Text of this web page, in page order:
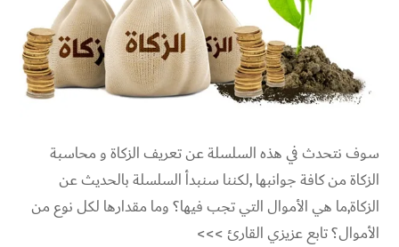
سوف نتحدث في هذه السلسلة عنتعريف الزكاة و محاسبة
الزكاة من كافة جوانبها ,لكننا سنبدأ السلسلة بالحديث عن
الزكاة,ما هي الأموال التي تجب فيها؟ وما مقدارها لكل نوع من
الأموال؟ تابع عزيزي القارئ >>>